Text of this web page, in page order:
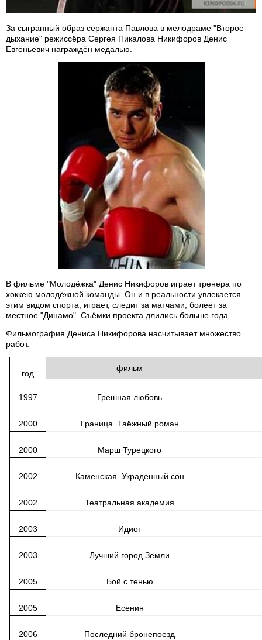
За сыгранный образ сержанта Павлова в мелодраме "Второе
дыхание" режиссёра Сергея Пикалова Никифоров Денис
Евгеньевич награждён медалью.
В фильме "Молодёжка" Денис Никифоров играет тренера по
хоккею молодёжной команды. Он и в реальности увлекается
этим видом спорта, играет, следит за матчами, болеет за
местное "Динамо". Съёмки проекта длились больше года.
Фильмография Дениса Никифорова насчитывает множество
работ.
год
фильм
1997 Грешная любовь
2000 Граница. Таёжный роман
2000 Марш Турецкого
2002 Каменская. Украденный сон
2002 Театральная академия
2003 Идиот
2003 Лучший город Земли
2005 Бой с тенью
2005 Есенин
2006 Последний бронепоезд